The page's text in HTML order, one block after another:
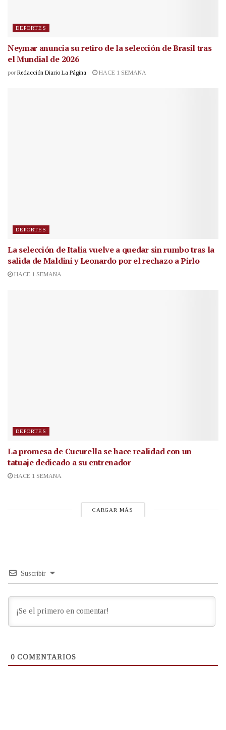
DEPORTES
Neymar anuncia su retiro de la selección de Brasil tras
el Mundial de 2026
por Redacción Diario La Página HACE 1 SEMANA
DEPORTES
La selección de Italia vuelve a quedar sin rumbo tras la
salida de Maldini y Leonardo por el rechazo a Pirlo
HACE 1 SEMANA
DEPORTES
La promesa de Cucurella se hace realidad con un
tatuaje dedicado a su entrenador
HACE 1 SEMANA
CARGAR MÁS
Suscribir
0 COMENTARIOS